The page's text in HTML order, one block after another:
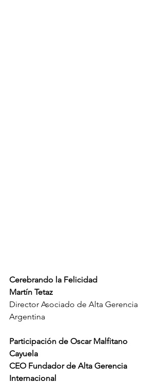
Cerebrando la Felicidad
Martín Tetaz
Director Asociado de Alta Gerencia
Argentina
Participación de Oscar Malfitano
Cayuela
CEO Fundador de Alta Gerencia
Internacional